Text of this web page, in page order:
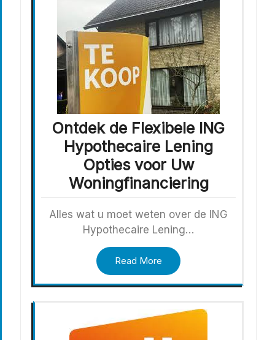
Ontdek de Flexibele ING
Hypothecaire Lening
Opties voor Uw
Woningfinanciering
Alles wat u moet weten over de ING
Hypothecaire Lening…
Read More